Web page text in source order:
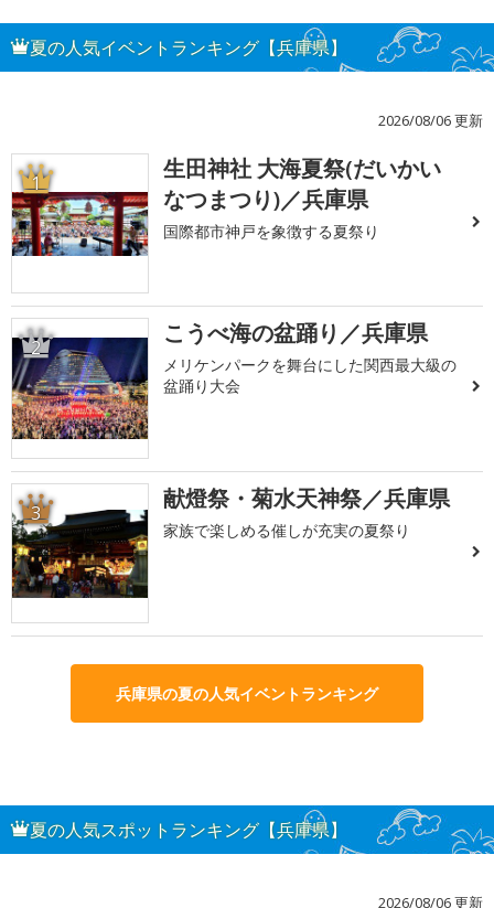
夏の人気イベントランキング【兵庫県】
2026/08/06 更新
1
生田神社 大海夏祭(だいかい
なつまつり)／兵庫県
国際都市神戸を象徴する夏祭り
2 こうべ海の盆踊り／兵庫県
メリケンパークを舞台にした関西最大級の
盆踊り大会
3 献燈祭・菊水天神祭／兵庫県
家族で楽しめる催しが充実の夏祭り
兵庫県の夏の人気イベントランキング
夏の人気スポットランキング【兵庫県】
2026/08/06 更新